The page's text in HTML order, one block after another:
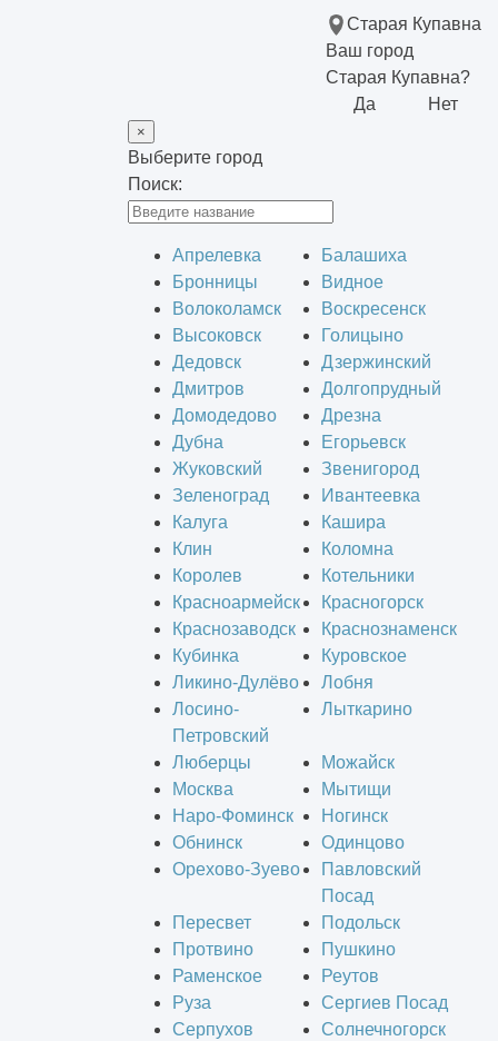
Старая Купавна
Ваш город
Старая Купавна?
Да
Нет
×
Выберите город
Поиск:
Апрелевка
Балашиха
Бронницы
Видное
Волоколамск
Воскресенск
Высоковск
Голицыно
Дедовск
Дзержинский
Дмитров
Долгопрудный
Домодедово
Дрезна
Дубна
Егорьевск
Жуковский
Звенигород
Зеленоград
Ивантеевка
Калуга
Кашира
Клин
Коломна
Королев
Котельники
Красноармейск
Красногорск
Краснозаводск
Краснознаменск
Кубинка
Куровское
Ликино-Дулёво
Лобня
Лосино-
Петровский
Лыткарино
Люберцы
Можайск
Москва
Мытищи
Наро-Фоминск
Ногинск
Обнинск
Одинцово
Орехово-Зуево
Павловский
Посад
Пересвет
Подольск
Протвино
Пушкино
Раменское
Реутов
Руза
Сергиев Посад
Серпухов
Солнечногорск